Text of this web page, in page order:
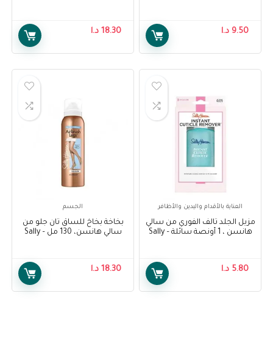
9.50 د.ا 18.30 د.ا
العناية بالأقدام واليدين والأظافر
مزيل الجلد تالف الفوري من سالي
هانسن ، 1 أونصة سائلة – Sally
5.80 د.ا
الجسم
بخاخة بخاخ للساق تان جلو من
سالي هانسن، 130 مل – Sally
18.30 د.ا